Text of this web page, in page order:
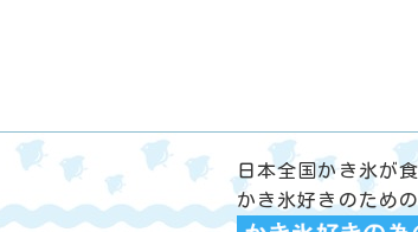
日本全国かき氷が
かき氷好きのため